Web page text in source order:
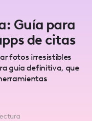
Guía para
de citas
fotos irresistibles
guía definitiva, que